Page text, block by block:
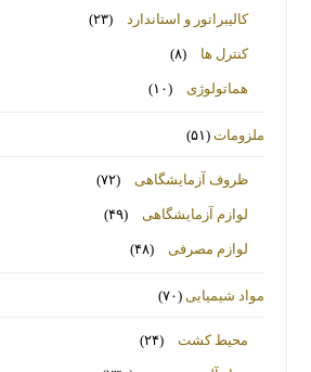
کالیبراتور و استاندارد (۲۳)
کنترل ها (۸)
هماتولوژی (۱۰)
ملزومات (۵۱)
ظروف آزمایشگاهی (۷۲)
لوازم آزمایشگاهی (۴۹)
لوازم مصرفی (۴۸)
مواد شیمیایی (۷۰)
محیط کشت (۲۴)